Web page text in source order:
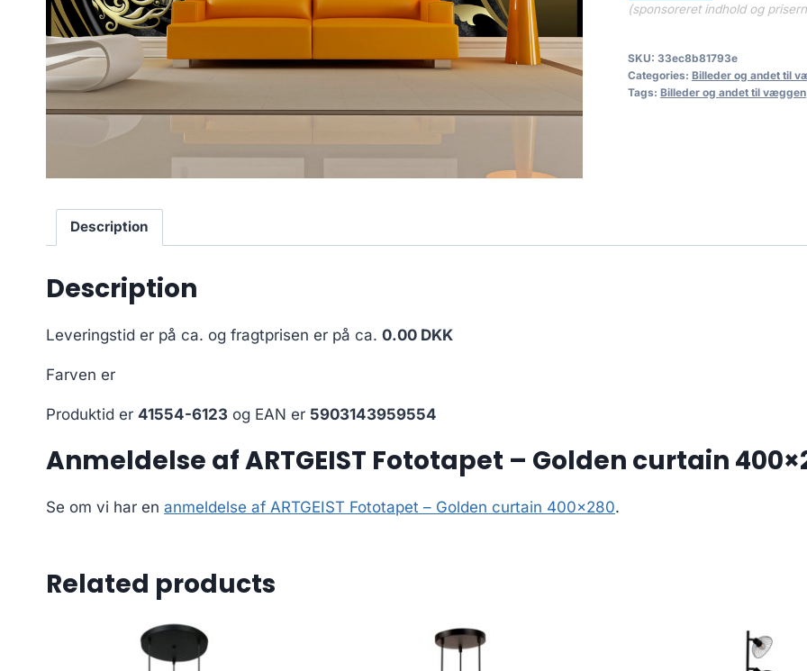
(sponsoreret indhold og
SKU: 33ec8b81793e
Categories: Billeder og andet til
Tags: Billeder og andet til væggen
Description
Description
Leveringstid er på ca. og fragtprisen er på ca. 0.00 DKK
Farven er
Produktid er 41554-6123 og EAN er 5903143959554
Anmeldelse af ARTGEIST Fototapet – Golden curtain
Se om vi har en anmeldelse af ARTGEIST Fototapet – Golden curtain 400×280.
Related products